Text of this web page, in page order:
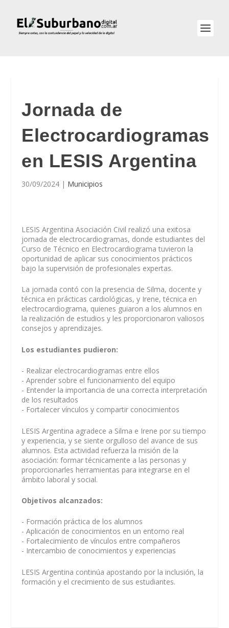
Jornada de
Electrocardiogramas
en LESIS Argentina
30/09/2024 | Municipios
LESIS Argentina Asociación Civil realizó una exitosa
jornada de electrocardiogramas, donde estudiantes del
Curso de Técnico en Electrocardiograma tuvieron la
oportunidad de aplicar sus conocimientos prácticos
bajo la supervisión de profesionales expertas.
La jornada contó con la presencia de Silma, docente y
técnica en prácticas cardiológicas, y Irene, técnica en
electrocardiograma, quienes guiaron a los alumnos en
la realización de estudios y les proporcionaron valiosos
consejos y aprendizajes.
Los estudiantes pudieron:
- Realizar electrocardiogramas entre ellos
- Aprender sobre el funcionamiento del equipo
- Entender la importancia de una correcta interpretación
de los resultados
- Fortalecer vínculos y compartir conocimientos
LESIS Argentina agradece a Silma e Irene por su tiempo
y experiencia, y se siente orgulloso del avance de sus
alumnos. Esta actividad refuerza la misión de la
asociación: formar técnicamente a las personas y
proporcionarles herramientas para integrarse en el
ámbito laboral y social.
Objetivos alcanzados:
- Formación práctica de los alumnos
- Aplicación de conocimientos en un entorno real
- Fortalecimiento de vínculos entre compañeros
- Intercambio de conocimientos y experiencias
LESIS Argentina continúa apostando por la inclusión, la
formación y el crecimiento de sus estudiantes.